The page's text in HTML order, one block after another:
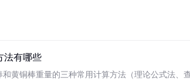
法有哪些
黄铜棒重量的三种常用计算方法（理论公式法、